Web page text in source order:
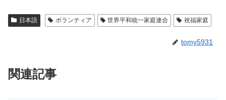
日本語 ボランティア 世界平和統一家庭連合 祝福家庭
tomy5931
関連記事